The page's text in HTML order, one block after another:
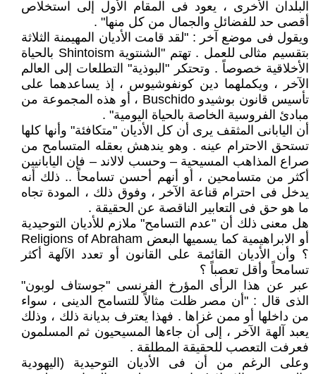
البلدان الأخرى ، يعود فى المقام الأول إلى استخلاص
أقصى حد للفضائل والجمال من كل منها" .
ويقول فى موضع آخر : "لقد قامت الأديان المهيمنة الثلاثة
بتقسيم مثالى للعمل . تهتم "الشنتوية Shintoism بالحياة
الأخلاقية خصوصاً . وتحتكر "البوذية" التطلعات إلى العالم
الآخر ، ويكملهما دين كونفوشيوس ، إذ يساعدهما على
تأسيس قانون بوشيدو Buschido ، أو هذه المجموعة من
مبادئ الفروسية الخاصة بالحياة اليومية" .
أن اليابانى المثقف يرى أن كل الأديان "متكافئة" وأنها كلها
تستحق الاحترام عينه . وهو يندهش بعقله المتسامح من
صراع المذاهب المسيحية – وحسب لالاند – فإن اليابانيين
أكثر من متسامحين ، أو أنهم أحسن تسامحاً .. ذلك أنه
يدخل فى احترام قناعة الآخر ، وفوق ذلك ، المودة تجاه
ما هو حق فى التعابير الناقصة عن الحقيقة .
هل معنى ذلك أن "عدم التسامح" ملازم للأديان التوحيدية
أو الابراهيمية كما يسميها البعض Religions of Abraham
؟ وأن الأديان القائمة على القانون أو تعدد الآلهة أكثر
تسامحاً وأقل تعصباً ؟
عبر عن هذا الرأى المؤرخ الفرنسى "جوستاف لوبون"
الذى قال : "أن مصر ظلت مثالاً للتسامح الدينى ، سواء
من داخلها أو ممن غزاها . فهذا يعترف بديانة ذلك ، وذلك
يعبد آلهة الآخر ، إلى أن جاءها المسيحيون ثم المسلمون
فعرفت التعصب للحقيقة المطلقة .
وعلى الرغم من أن فى الأديان التوحيدية (اليهودية